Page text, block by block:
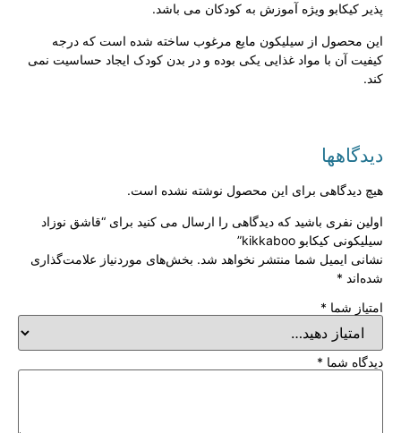
پذیر کیکابو ویژه آموزش به کودکان می باشد.
این محصول از سیلیکون مایع مرغوب ساخته شده است که درجه
کیفیت آن با مواد غذایی یکی بوده و در بدن کودک ایجاد حساسیت نمی
کند.
دیدگاهها
هیچ دیدگاهی برای این محصول نوشته نشده است.
اولین نفری باشید که دیدگاهی را ارسال می کنید برای “قاشق نوزاد
سیلیکونی کیکابو kikkaboo”
نشانی ایمیل شما منتشر نخواهد شد. بخش‌های موردنیاز علامت‌گذاری
شده‌اند *
امتیاز شما *
دیدگاه شما *